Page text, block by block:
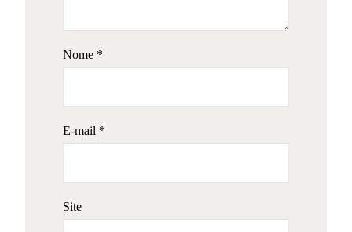
Nome *
E-mail *
Site